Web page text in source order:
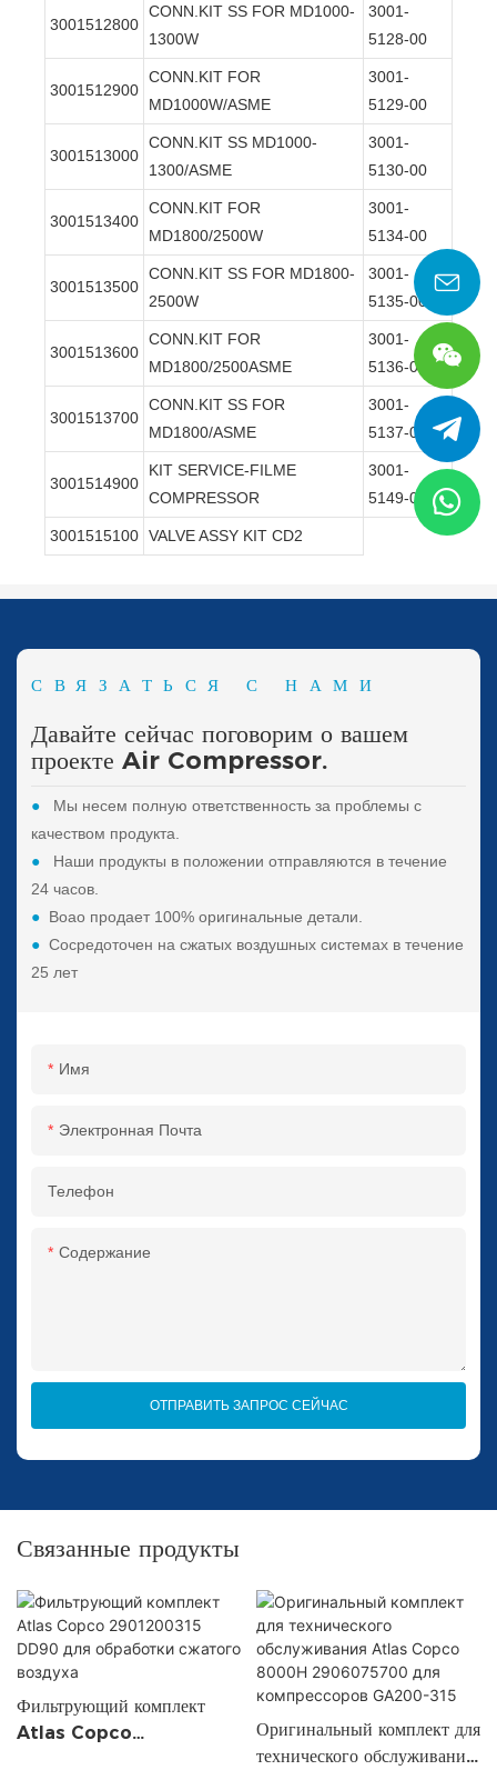
3001512800
CONN.KIT SS FOR MD1000-
1300W
3001-
5128-00
3001512900
CONN.KIT FOR
MD1000W/ASME
3001-
5129-00
3001513000
CONN.KIT SS MD1000-
1300/ASME
3001-
5130-00
3001513400
CONN.KIT FOR
MD1800/2500W
3001-
5134-00
3001513500
CONN.KIT SS FOR MD1800-
2500W
3001-
5135-00
3001513600
CONN.KIT FOR
MD1800/2500ASME
3001-
5136-00
3001513700
CONN.KIT SS FOR
MD1800/ASME
3001-
5137-00
3001514900
KIT SERVICE-FILME
COMPRESSOR
3001-
5149-00
3001515100 VALVE ASSY KIT CD2
СВЯЗАТЬСЯ С НАМИ
Давайте сейчас поговорим о вашем
проекте Air Compressor.
●
Мы несем полную ответственность за проблемы с
качеством продукта.
●
Наши продукты в положении отправляются в течение
24 часов.
● Boao продает 100% оригинальные детали.
●Сосредоточен на сжатых воздушных системах в течение
25 лет
Имя
Электронная Почта
Телефон
Содержание
ОТПРАВИТЬ ЗАПРОС СЕЙЧАС
Связанные продукты
Фильтрующий комплект
Atlas Copco
Оригинальный комплект для
технического обслуживания